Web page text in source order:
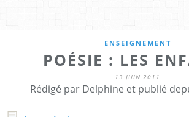
ENSEIGNEMENT
POÉSIE : LES
13 JUIN 2011
Rédigé par Delphine et publié